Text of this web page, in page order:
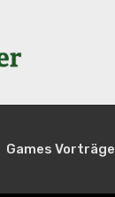
Games Vorträge